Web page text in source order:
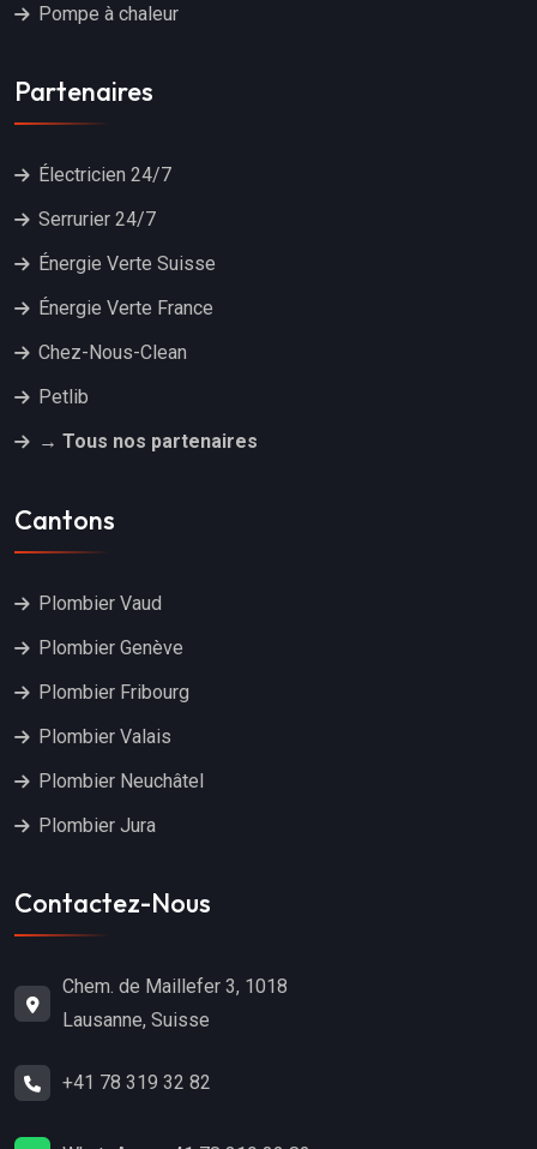
Pompe à chaleur
Partenaires
Électricien 24/7
Serrurier 24/7
Énergie Verte Suisse
Énergie Verte France
Chez-Nous-Clean
Petlib
→ Tous nos partenaires
Cantons
Plombier Vaud
Plombier Genève
Plombier Fribourg
Plombier Valais
Plombier Neuchâtel
Plombier Jura
Contactez-Nous
Chem. de Maillefer 3, 1018
Lausanne, Suisse
+41 78 319 32 82